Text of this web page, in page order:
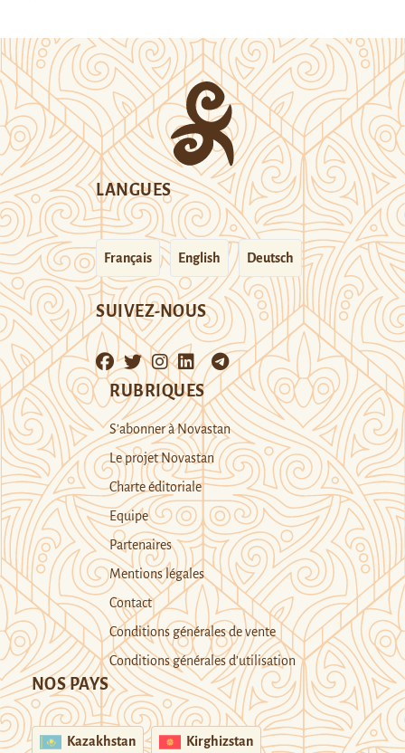
LANGUES
Français English Deutsch
SUIVEZ-NOUS
RUBRIQUES
S’abonner à Novastan
Le projet Novastan
Charte éditoriale
Equipe
Partenaires
Mentions légales
Contact
Conditions générales de vente
Conditions générales d’utilisation
NOS PAYS
Kazakhstan Kirghizstan